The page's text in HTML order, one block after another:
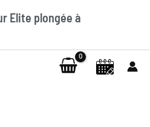
Elite plongée à